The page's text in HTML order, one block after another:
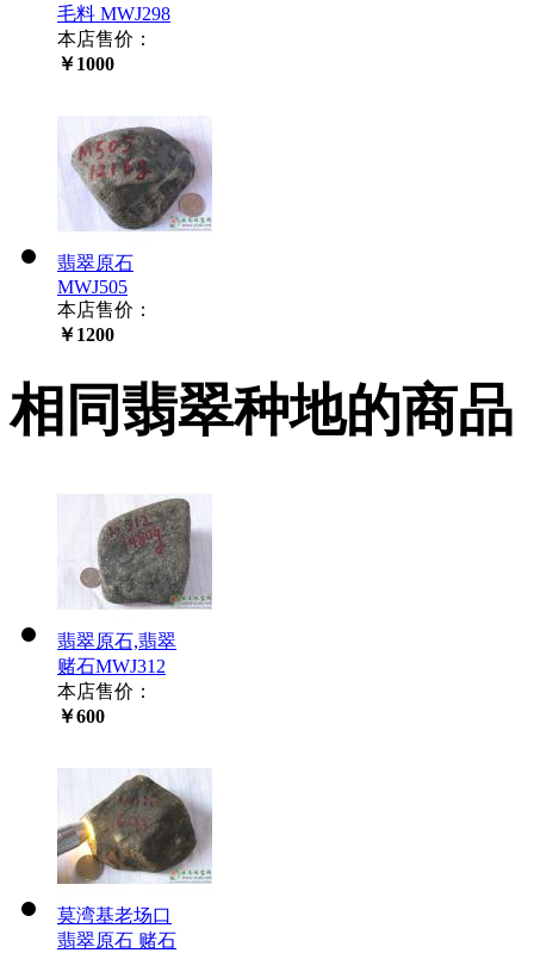
毛料 MWJ298
本店售价：
￥1000
翡翠原石
MWJ505
本店售价：
￥1200
相同翡翠种地的商品
翡翠原石,翡翠
赌石MWJ312
本店售价：
￥600
莫湾基老场口
翡翠原石 赌石